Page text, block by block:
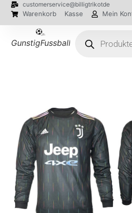
customerservice@billigtrikotde
Warenkorb Kasse Mein
GunstigFussballTrikot